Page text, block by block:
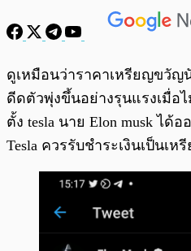
พร้อมเล่น
ดูเหมือนว่าราคาเหรียญขวัญ
ดีดตัวพุ่งขึ้นอย่างรุนแรงเมื่อ
ตั้ง tesla นาย Elon musk ได้
Tesla ควรรับชำระเงินเป็นเห